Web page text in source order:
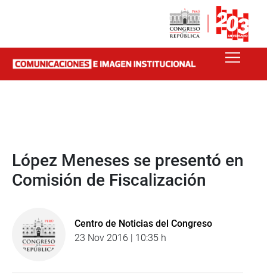
López Meneses se presentó en
Comisión de Fiscalización
Centro de Noticias del Congreso
23 Nov 2016 | 10:35 h